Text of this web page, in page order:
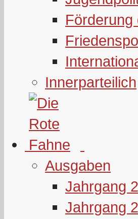
Förderung
Innerparteilich
Ausgaben
Jahrgang
Jahrgang